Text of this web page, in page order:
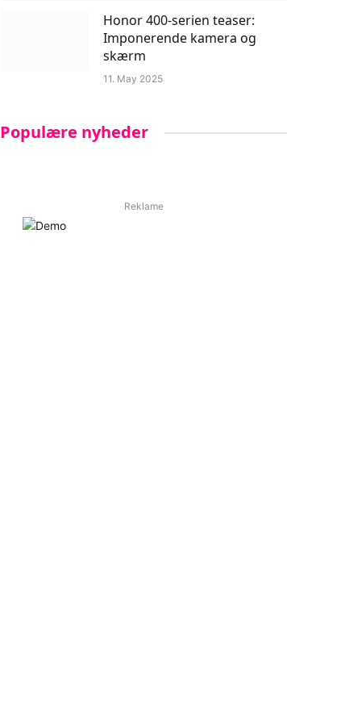
Honor 400-serien teaser:
Imponerende kamera og
skærm
11. May 2025
Populære nyheder
Reklame